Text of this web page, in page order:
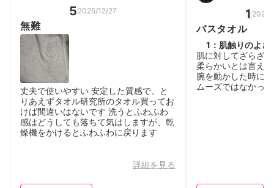
5 2025/12/27
無難
丈夫で使いやすい 安定した質感で、と
りあえずタオル研究所のタオル買ってお
けば間違いはないです 洗うとふわふわ
感はどうしても落ちて気はしますが、乾
燥機をかけるとふわふわに戻ります
詳細を見る
1
バスタオル
1 ： 肌触りのよさ
肌に対してざらざ
柔らかいとは言え
腕を動かした時に
ムーズではなかっ